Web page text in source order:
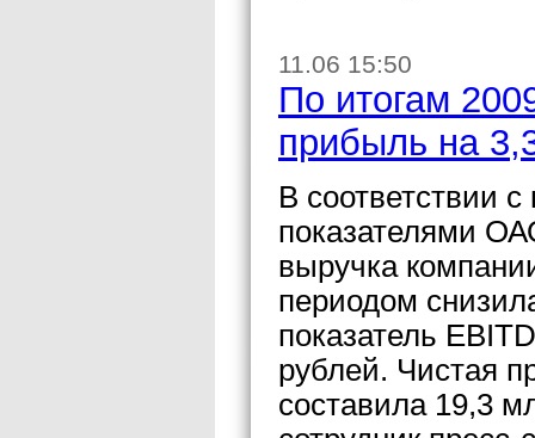
11.06 15:50
По итогам
прибыль на
В соответствии
показателями
выручка
периодом
показатель
рублей. Чистая
составила 19,3